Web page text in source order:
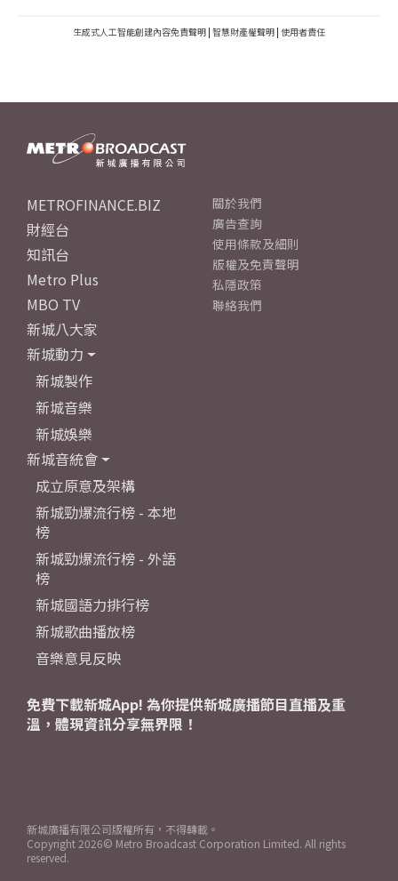
生成式人工智能創建內容免責聲明 | 智慧財產權聲明 | 使用者責任
METROFINANCE.BIZ
財經台
知訊台
Metro Plus
MBO TV
新城八大家
新城動力
新城製作
新城音樂
新城娛樂
新城音統會
成立原意及架構
新城勁爆流行榜 - 本地
榜
新城勁爆流行榜 - 外語
榜
新城國語力排行榜
新城歌曲播放榜
音樂意見反映
關於我們
廣告查詢
使用條款及細則
版權及免責聲明
私隱政策
聯絡我們
免費下載新城App! 為你提供新城廣播節目直播及重
溫，體現資訊分享無界限！
新城廣播有限公司版權所有，不得轉載。
Copyright 2026© Metro Broadcast Corporation Limited. All rights
reserved.